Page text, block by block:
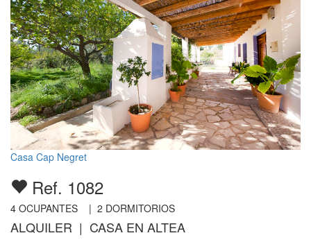
Casa Cap Negret
Ref. 1082
4 OCUPANTES | 2 DORMITORIOS
ALQUILER | CASA EN ALTEA